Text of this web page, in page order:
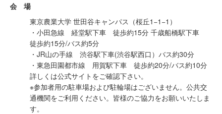
会 場
東京農業大学 世田谷キャンパス（桜丘1−1−1）
・小田急線 経堂駅下車 徒歩約15分 千歳船橋駅下車
徒歩約15分/バス約5分
・JR山の手線 渋谷駅下車(渋谷駅西口）バス約30分
・東急田園都市線 用賀駅下車 徒歩約20分/バス約10分
詳しくは公式サイトをご確認下さい。
※参加者用の駐車場および駐輪場はございません。公共交
通機関をご利用ください。皆様のご協力をお願いいたしま
す。